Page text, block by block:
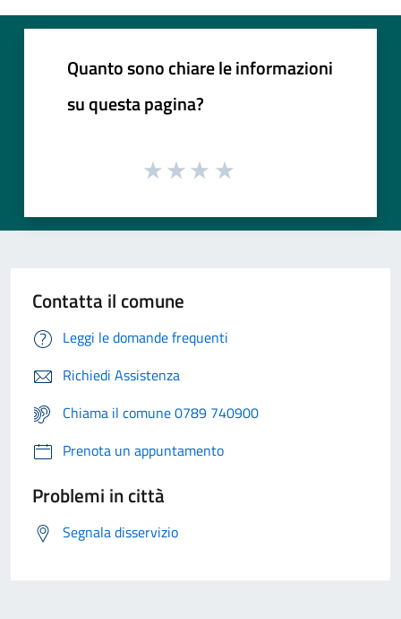
Quanto sono chiare le informazioni
su questa pagina?
Contatta il comune
Leggi le domande frequenti
Richiedi Assistenza
Chiama il comune 0789 740900
Prenota un appuntamento
Problemi in città
Segnala disservizio